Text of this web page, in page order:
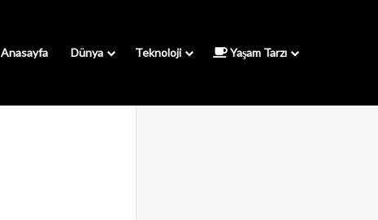
Anasayfa Dünya Teknoloji Yaşam Tarzı